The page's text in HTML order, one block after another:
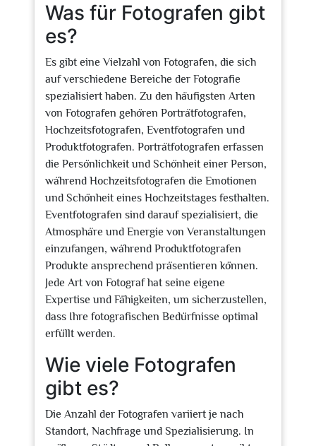
Was für Fotografen gibt
es?
Es gibt eine Vielzahl von Fotografen, die sich
auf verschiedene Bereiche der Fotografie
spezialisiert haben. Zu den häufigsten Arten
von Fotografen gehören Porträtfotografen,
Hochzeitsfotografen, Eventfotografen und
Produktfotografen. Porträtfotografen erfassen
die Persönlichkeit und Schönheit einer Person,
während Hochzeitsfotografen die Emotionen
und Schönheit eines Hochzeitstages festhalten.
Eventfotografen sind darauf spezialisiert, die
Atmosphäre und Energie von Veranstaltungen
einzufangen, während Produktfotografen
Produkte ansprechend präsentieren können.
Jede Art von Fotograf hat seine eigene
Expertise und Fähigkeiten, um sicherzustellen,
dass Ihre fotografischen Bedürfnisse optimal
erfüllt werden.
Wie viele Fotografen
gibt es?
Die Anzahl der Fotografen variiert je nach
Standort, Nachfrage und Spezialisierung. In